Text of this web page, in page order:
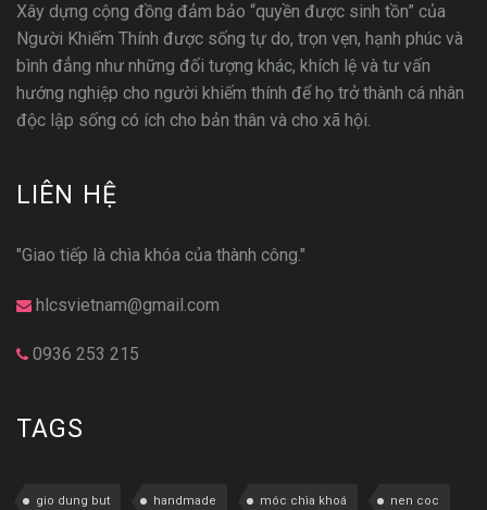
Xây dựng cộng đồng đảm bảo “quyền được sinh tồn” của
Người Khiếm Thính được sống tự do, trọn vẹn, hạnh phúc và
bình đẳng như những đối tượng khác, khích lệ và tư vấn
hướng nghiệp cho người khiếm thính để họ trở thành cá nhân
độc lập sống có ích cho bản thân và cho xã hội.
LIÊN HỆ
"Giao tiếp là chìa khóa của thành công."
hlcsvietnam@gmail.com
0936 253 215
TAGS
gio dung but handmade móc chìa khoá nen coc